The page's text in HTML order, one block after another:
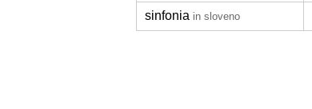
sinfonia in sloveno